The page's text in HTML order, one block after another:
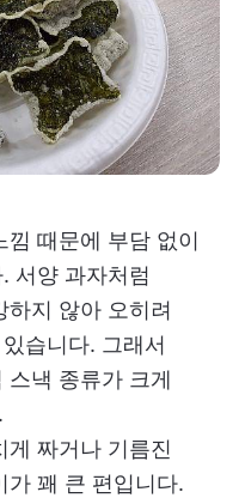
때문에 부담 없이
서양 과자처럼
지 않아 오히려
습니다. 그래서
스낵 종류가 크게
게 짜거나 기름진
가 꽤 큰 편입니다.